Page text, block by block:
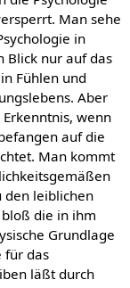
Man sehe
in
Blick nur auf das
Fühlen und
Aber
wenn
auf die
Man kommt
den leiblichen
die in ihm
Grundlage
für das
läßt durch